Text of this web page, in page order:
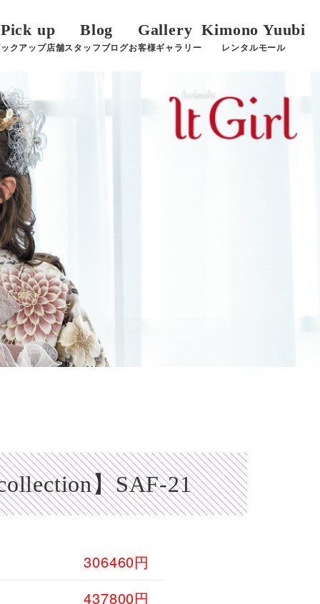
Pick up
クアップ店舗
Blog
スタッフブログ
Gallery
お客様ギャラリー
Kimono Yuubi
レンタルモール
】SAF-21
306460円
437800円